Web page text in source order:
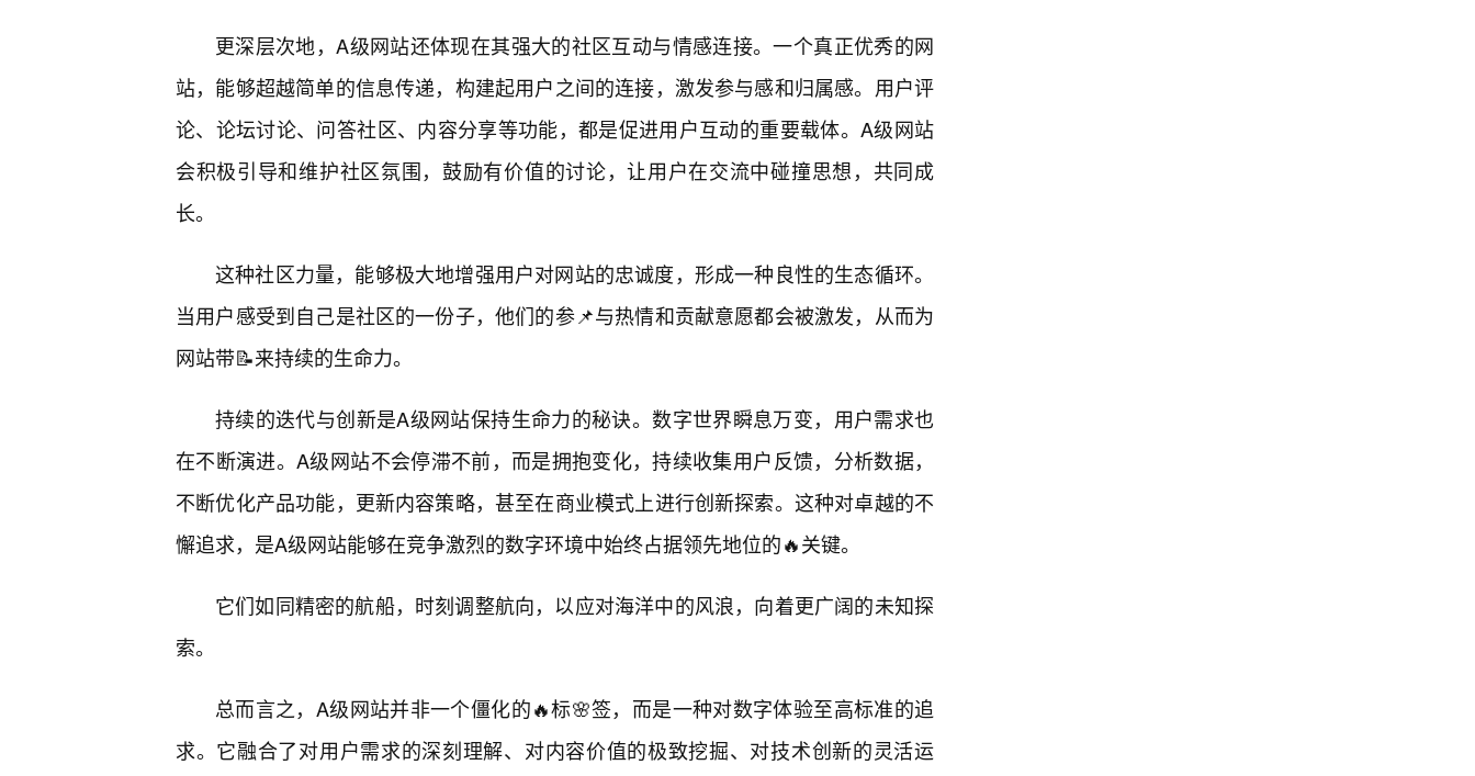
更深层次地，A级网站还体现在其强大的社区互动与情感连接。一个真正优秀的网
站，能够超越简单的信息传递，构建起用户之间的连接，激发参与感和归属感。用户评
论、论坛讨论、问答社区、内容分享等功能，都是促进用户互动的重要载体。A级网站
会积极引导和维护社区氛围，鼓励有价值的讨论，让用户在交流中碰撞思想，共同成
长。
这种社区力量，能够极大地增强用户对网站的忠诚度，形成一种良性的生态循环。
当用户感受到自己是社区的一份子，他们的参📌与热情和贡献意愿都会被激发，从而为
网站带📝来持续的生命力。
持续的迭代与创新是A级网站保持生命力的秘诀。数字世界瞬息万变，用户需求也
在不断演进。A级网站不会停滞不前，而是拥抱变化，持续收集用户反馈，分析数据，
不断优化产品功能，更新内容策略，甚至在商业模式上进行创新探索。这种对卓越的不
懈追求，是A级网站能够在竞争激烈的数字环境中始终占据领先地位的🔥关键。
它们如同精密的航船，时刻调整航向，以应对海洋中的风浪，向着更广阔的未知探
索。
总而言之，A级网站并非一个僵化的🔥标🌸签，而是一种对数字体验至高标准的追
求。它融合了对用户需求的深刻理解、对内容价值的极致挖掘、对技术创新的灵活运